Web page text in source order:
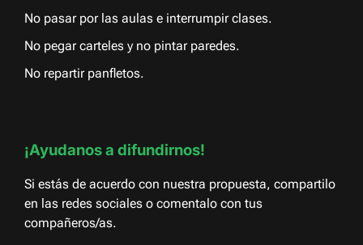
No pasar por las aulas e interrumpir clases.
No pegar carteles y no pintar paredes.
No repartir panfletos.
¡Ayudanos a difundirnos!
Si estás de acuerdo con nuestra propuesta, compartilo
en las redes sociales o comentalo con tus
compañeros/as.